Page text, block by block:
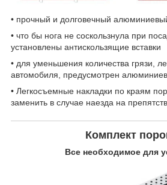
• прочный и долговечный
• что бы нога не соскользнула при
установлены антискользящие вставки
• для уменьшения количества грязи,
автомобиля, предусмотрен
• Легкосъемные накладки по краям
заменить в случае наезда на
Комплект
Все необходимое для